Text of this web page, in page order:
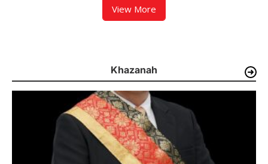
View More
Khazanah